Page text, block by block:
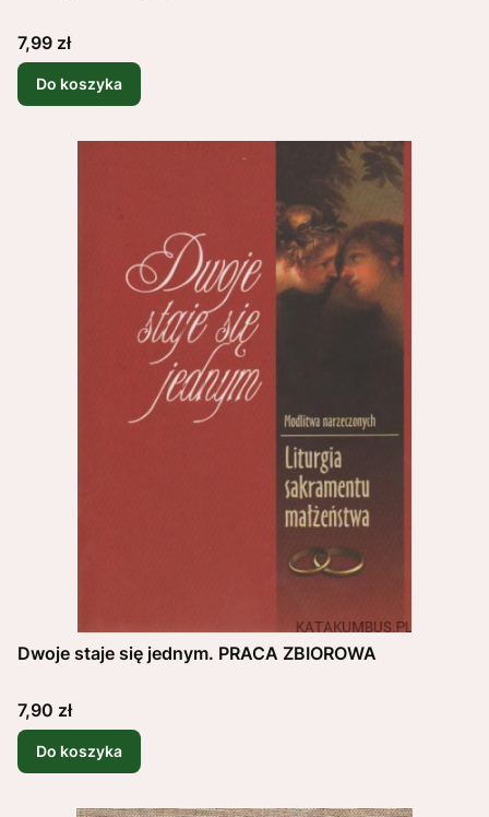
Cena
7,99 zł
Do koszyka
Dwoje staje się jednym. PRACA ZBIOROWA
Cena
7,90 zł
Do koszyka